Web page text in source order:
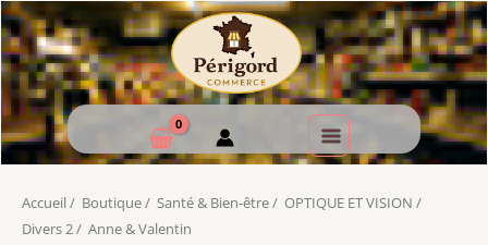
Accueil / Boutique/ Santé & Bien-être/ OPTIQUE ET VISION /
Divers 2/ Anne & Valentin